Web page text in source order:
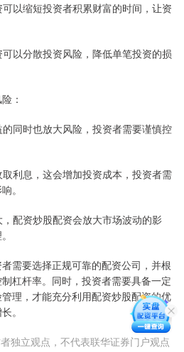
以缩短投资者积累财富的时间，让资
以分散投资风险，降低单笔投资的损
：
同时也放大风险，投资者需要谨慎控
利息，这会增加投资成本，投资者需
。
配资炒股配资会放大市场波动的影
需要选择正规可靠的配资公司，并根
杠杆率。同时，投资者需要具备一定
理，才能充分利用配资炒股配资的优
。
独立观点，不代表联华证券门户观点